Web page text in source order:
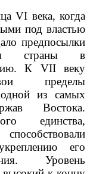
VI века, когда
под властью
предпосылки
страны в
К VII веку
пределы
одной из самых
Востока.
единства,
его
Уровень